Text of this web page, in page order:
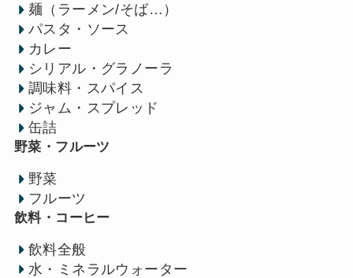
麺（ラーメン/そば…）
パスタ・ソース
カレー
シリアル・グラノーラ
調味料・スパイス
ジャム・スプレッド
缶詰
野菜・フルーツ
野菜
フルーツ
飲料・コーヒー
飲料全般
水・ミネラルウォーター